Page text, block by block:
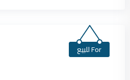
For للبيع